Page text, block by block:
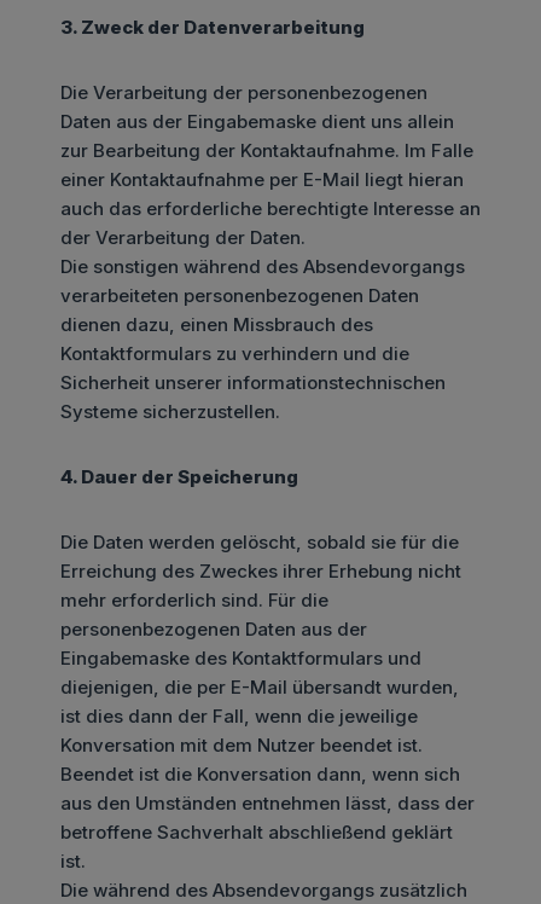
3. Zweck der Datenverarbeitung
Die Verarbeitung der personenbezogenen
Daten aus der Eingabemaske dient uns allein
zur Bearbeitung der Kontaktaufnahme. Im Falle
einer Kontaktaufnahme per E-Mail liegt hieran
auch das erforderliche berechtigte Interesse an
der Verarbeitung der Daten.
Die sonstigen während des Absendevorgangs
verarbeiteten personenbezogenen Daten
dienen dazu, einen Missbrauch des
Kontaktformulars zu verhindern und die
Sicherheit unserer informationstechnischen
Systeme sicherzustellen.
4. Dauer der Speicherung
Die Daten werden gelöscht, sobald sie für die
Erreichung des Zweckes ihrer Erhebung nicht
mehr erforderlich sind. Für die
personenbezogenen Daten aus der
Eingabemaske des Kontaktformulars und
diejenigen, die per E-Mail übersandt wurden,
ist dies dann der Fall, wenn die jeweilige
Konversation mit dem Nutzer beendet ist.
Beendet ist die Konversation dann, wenn sich
aus den Umständen entnehmen lässt, dass der
betroffene Sachverhalt abschließend geklärt
ist.
Die während des Absendevorgangs zusätzlich